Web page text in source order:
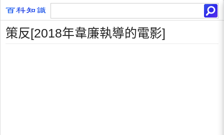
策反[2018年韋廉執導的電影]